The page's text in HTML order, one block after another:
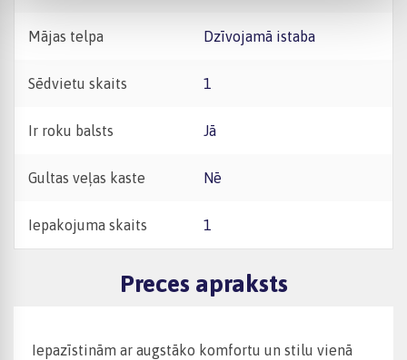
Mājas telpa Dzīvojamā istaba
Sēdvietu skaits 1
Ir roku balsts Jā
Gultas veļas kaste Nē
Iepakojuma skaits 1
Preces apraksts
Iepazīstinām ar augstāko komfortu un stilu vienā